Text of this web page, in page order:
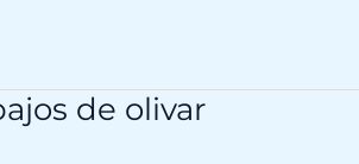
de olivar